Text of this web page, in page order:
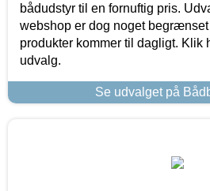
bådudstyr til en fornuftig pris.
webshop er dog noget
produkter kommer til dagligt. Klik
udvalg.
Se udvalget på